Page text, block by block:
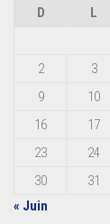
D
L
2
3
9
10
16
17
23
24
30
31
« Juin